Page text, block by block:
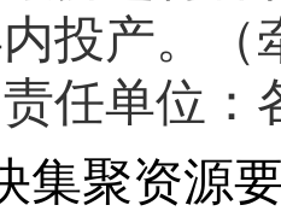
投产。
任单位：
集聚资源